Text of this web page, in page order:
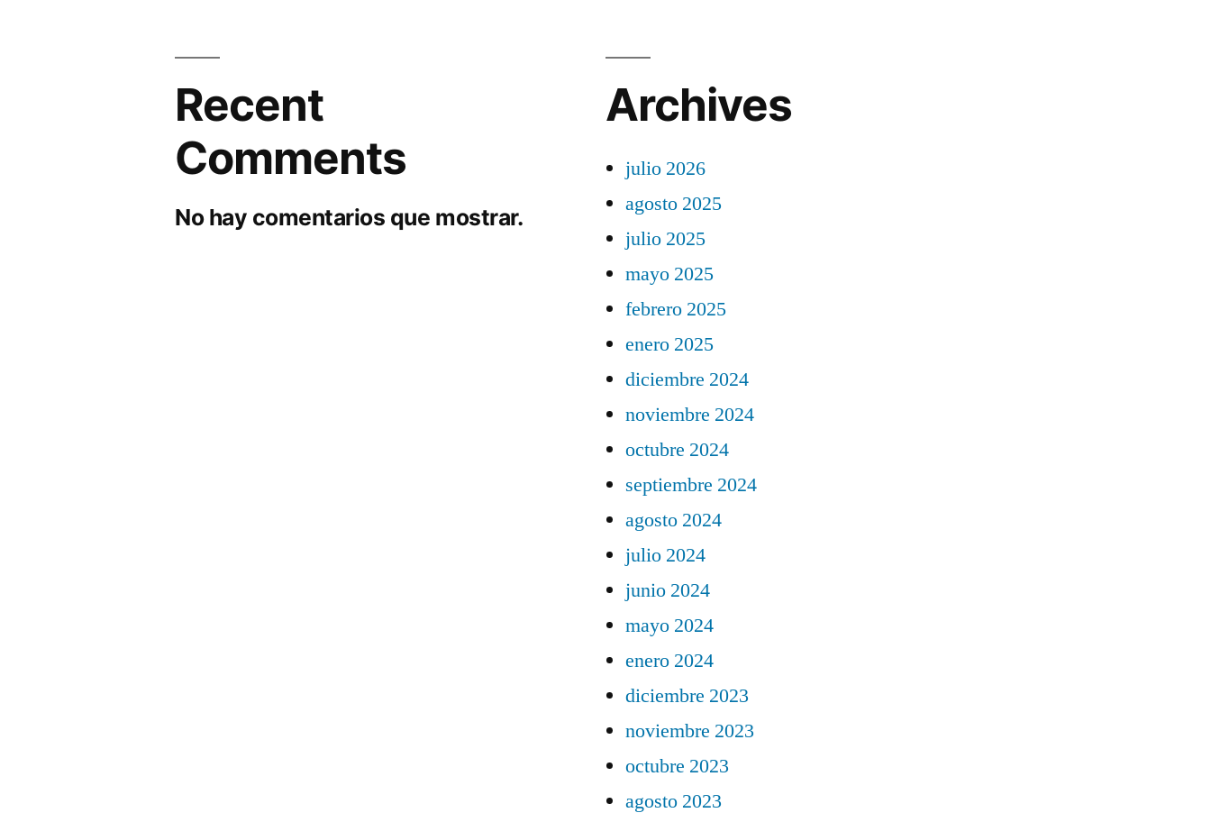
Recent
Comments
No hay comentarios que mostrar.
Archives
julio 2026
agosto 2025
julio 2025
mayo 2025
febrero 2025
enero 2025
diciembre 2024
noviembre 2024
octubre 2024
septiembre 2024
agosto 2024
julio 2024
junio 2024
mayo 2024
enero 2024
diciembre 2023
noviembre 2023
octubre 2023
agosto 2023